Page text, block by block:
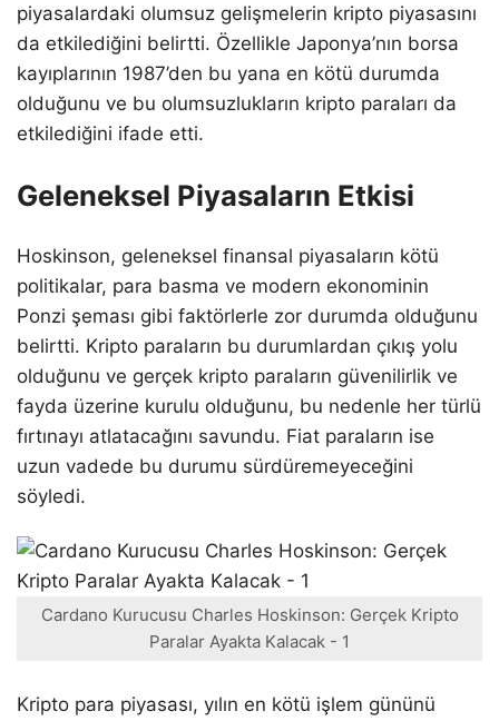
piyasalardaki olumsuz gelişmelerin kripto piyasasını
da etkilediğini belirtti. Özellikle Japonya’nın borsa
kayıplarının 1987’den bu yana en kötü durumda
olduğunu ve bu olumsuzlukların kripto paraları da
etkilediğini ifade etti.
Geleneksel Piyasaların Etkisi
Hoskinson, geleneksel finansal piyasaların kötü
politikalar, para basma ve modern ekonominin
Ponzi şeması gibi faktörlerle zor durumda olduğunu
belirtti. Kripto paraların bu durumlardan çıkış yolu
olduğunu ve gerçek kripto paraların güvenilirlik ve
fayda üzerine kurulu olduğunu, bu nedenle her türlü
fırtınayı atlatacağını savundu. Fiat paraların ise
uzun vadede bu durumu sürdüremeyeceğini
söyledi.
Cardano Kurucusu Charles Hoskinson: Gerçek Kripto
Paralar Ayakta Kalacak - 1
Kripto para piyasası, yılın en kötü işlem gününü